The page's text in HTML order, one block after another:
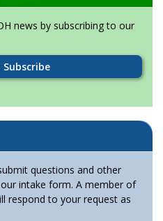
news by subscribing to our
questions and other
intake form. A member of
respond to your request as